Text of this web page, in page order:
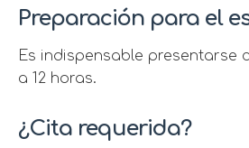
Preparación para el
Es indispensable presentarse
a 12 horas.
¿Cita requerida?